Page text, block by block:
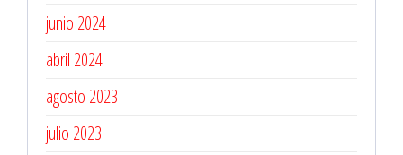
junio 2024
abril 2024
agosto 2023
julio 2023